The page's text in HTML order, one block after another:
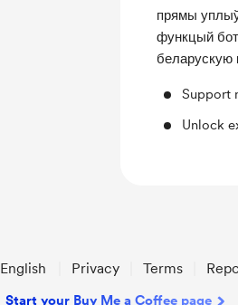
прямы
функцый
беларускую
Support
Unlock
English Privacy Terms
Start your Buy Me a Coffee page